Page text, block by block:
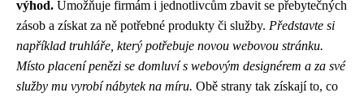
výhod. Umožňuje firmám i jednotlivcům zbavit se přebytečných
zásob a získat za ně potřebné produkty či služby. Představte si
například truhláře, který potřebuje novou webovou stránku.
Místo placení penězi se domluví s webovým designérem a za své
služby mu vyrobí nábytek na míru. Obě strany tak získají to, co